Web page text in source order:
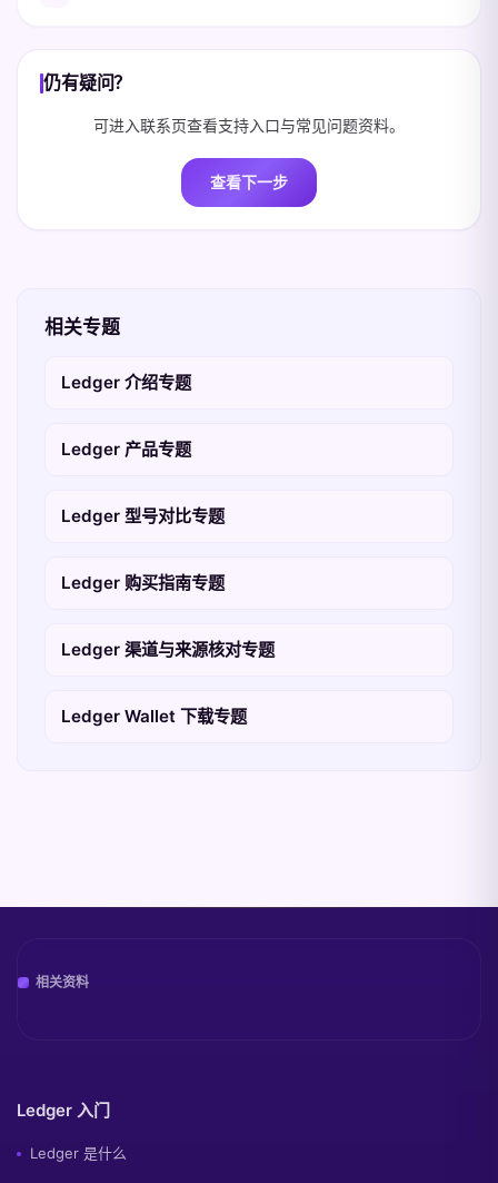
仍有疑问？
可进入联系页查看支持入口与常见问题资料。
查看下一步
相关专题
Ledger 介绍专题
Ledger 产品专题
Ledger 型号对比专题
Ledger 购买指南专题
Ledger 渠道与来源核对专题
Ledger Wallet 下载专题
相关资料
Ledger 入门
Ledger 是什么